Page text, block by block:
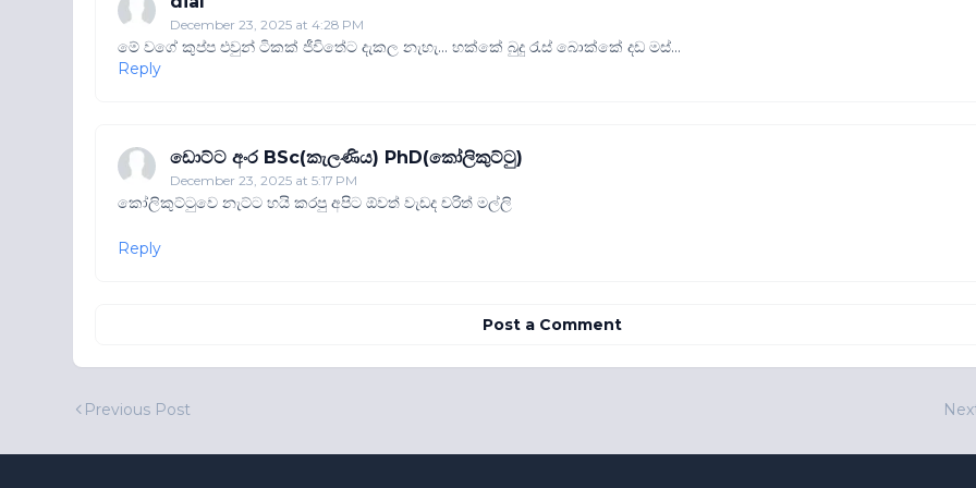
December 23, 2025 at 4:28 PM
මේ වගේ කුප්ප එවුන් ටිකක් ජීවිතේට දැකල නැහැ... හක්කේ බුදු රැස් බොක්කේ දඩ මස්...
Reply
ඩොට්ට අංර BSc(කැලණිය) PhD(කෝලිකුට්ටු)
December 23, 2025 at 5:17 PM
කෝලිකුට්ටුවෙ නැට්ට හයි කරපු අපිට ඕවත් වැඩද චරිත් මල්ලි
Reply
Post a Comment
Previous Post